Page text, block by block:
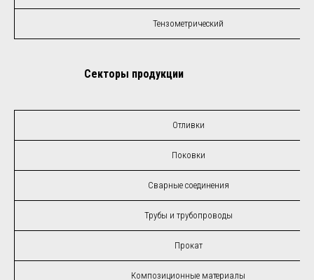
Тензометрический
Секторы продукции
Отливки
Поковки
Сварные соединения
Трубы и трубопроводы
Прокат
Композиционные материалы